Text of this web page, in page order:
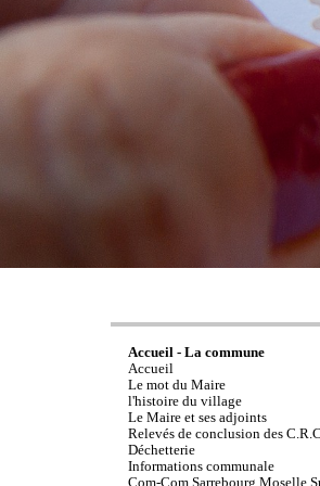
Accueil - La commune
Accueil
Le mot du Maire
l'histoire du village
Le Maire et ses adjoints
Relevés de conclusion des
Déchetterie
Informations communale
Com-Com Sarrebourg Moselle